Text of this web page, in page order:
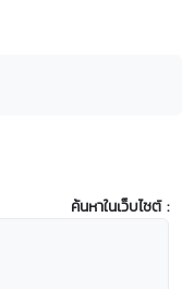
ค้นหาในเว็บไซต์ :